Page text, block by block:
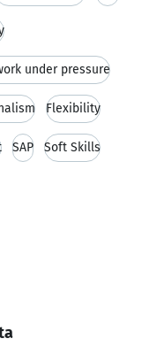
under pressure
Flexibility
SAP Soft Skills